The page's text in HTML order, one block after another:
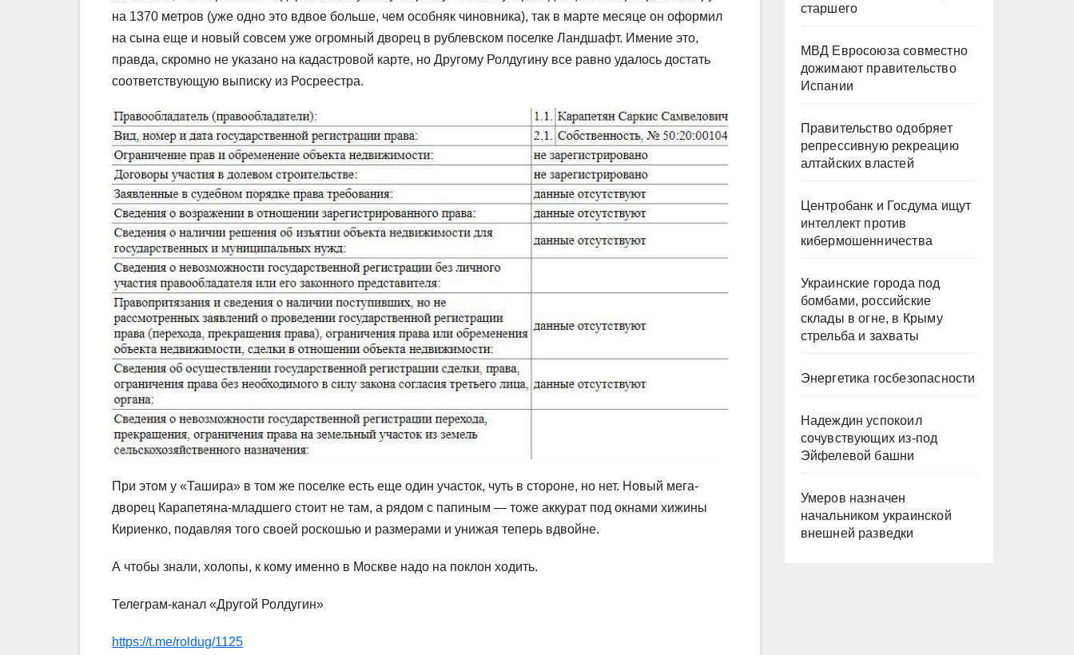
на 1370 метров (уже одно это вдвое больше, чем особняк чиновника), так в марте месяце он оформил
на сына еще и новый совсем уже огромный дворец в рублевском поселке Ландшафт. Имение это,
правда, скромно не указано на кадастровой карте, но Другому Ролдугину все равно удалось достать
соответствующую выписку из Росреестра.
При этом у «Ташира» в том же поселке есть еще один участок, чуть в стороне, но нет. Новый мега-
дворец Карапетяна-младшего стоит не там, а рядом с папиным — тоже аккурат под окнами хижины
Кириенко, подавляя того своей роскошью и размерами и унижая теперь вдвойне.
А чтобы знали, холопы, к кому именно в Москве надо на поклон ходить.
Телеграм-канал «Другой Ролдугин»
https://t.me/roldug/1125
старшего
МВД Евросоюза совместно
дожимают правительство
Испании
Правительство одобряет
репрессивную рекреацию
алтайских властей
Центробанк и Госдума ищут
интеллект против
кибермошенничества
Украинские города под
бомбами, российские
склады в огне, в Крыму
стрельба и захваты
Энергетика госбезопасности
Надеждин успокоил
сочувствующих из-под
Эйфелевой башни
Умеров назначен
начальником украинской
внешней разведки